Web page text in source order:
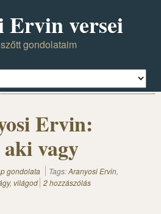
Ervin versei
gondolataim
Ervin:
vagy
gondolata Tags:Aranyosi Ervin,
, világod 2 hozzászólás